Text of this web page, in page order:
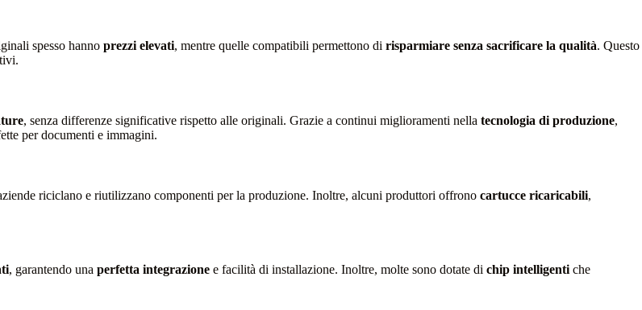
spesso hanno prezzi elevati, mentre quelle compatibili permettono di risparmiare senza sacrificare la qualità. Questo
, senza differenze significative rispetto alle originali. Grazie a continui miglioramenti nella tecnologia di produzione,
per documenti e immagini.
riciclano e riutilizzano componenti per la produzione. Inoltre, alcuni produttori offrono cartucce ricaricabili,
, garantendo una perfetta integrazione e facilità di installazione. Inoltre, molte sono dotate di chip intelligenti che